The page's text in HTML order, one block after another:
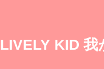
LIVELY KID